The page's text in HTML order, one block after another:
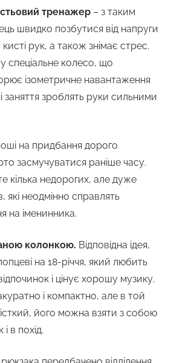
тренажер – з таким
швидко позбутися від напруги
рук, а також знімає стрес.
спеціальне колесо, що
ізометричне навантаження
заняття зроблять руки сильними
на придбання дорого
засмучуватися раніше часу.
кілька недорогих, але дуже
які неодмінно справлять
на іменинника.
колонкою. Відповідна ідея,
на 18-річчя, який любить
і цінує хорошу музику.
і компактно, але в той
його можна взяти з собою
в похід.